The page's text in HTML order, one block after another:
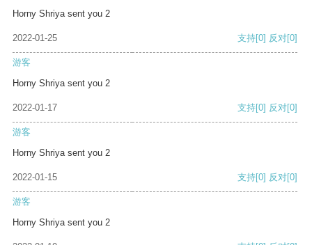
Horny Shriya sent you 2
2022-01-25 支持[0] 反对[0]
游客
Horny Shriya sent you 2
2022-01-17 支持[0] 反对[0]
游客
Horny Shriya sent you 2
2022-01-15 支持[0] 反对[0]
游客
Horny Shriya sent you 2